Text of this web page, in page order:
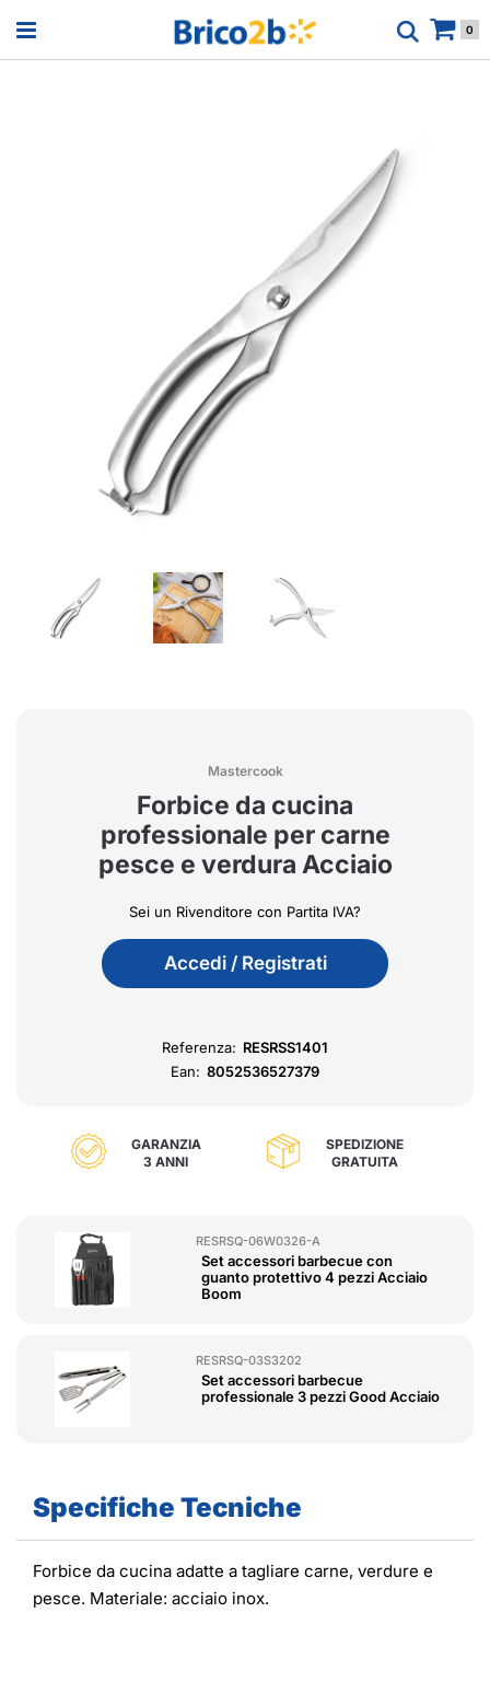
Open menu 0
Mastercook
Forbice da cucina
professionale per carne
pesce e verdura Acciaio
Sei un Rivenditore con Partita IVA?
Accedi / Registrati
Referenza: RESRSS1401
Ean: 8052536527379
GARANZIA
3 ANNI
SPEDIZIONE
GRATUITA
RESRSQ-06W0326-A
Set accessori barbecue con
guanto protettivo 4 pezzi Acciaio
Boom
RESRSQ-03S3202
Set accessori barbecue
professionale 3 pezzi Good Acciaio
Specifiche Tecniche
Forbice da cucina adatte a tagliare carne, verdure e
pesce. Materiale: acciaio inox.